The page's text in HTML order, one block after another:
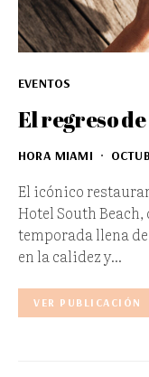
EVENTOS
El regreso
HORA MIAMI
El icónico
Hotel South
temporada llena
en la calidez y…
VER PUBLICACIÓN